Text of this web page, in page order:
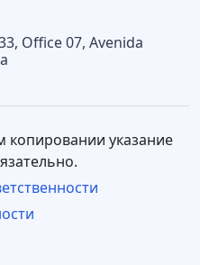
Office 07, Avenida
указание